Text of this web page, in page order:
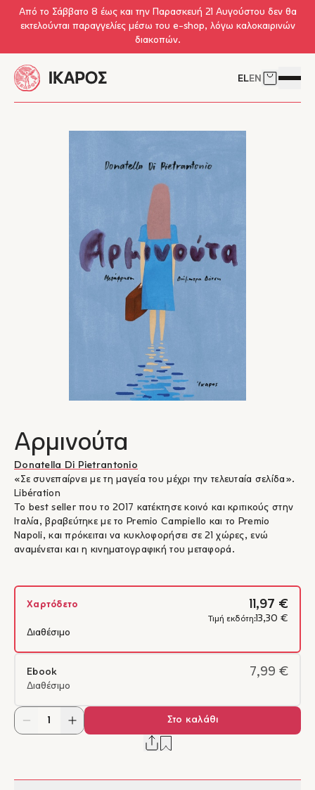
Skip to main content
Από το Σάββατο 8 έως και την Παρασκευή 21 Αυγούστου δεν θα
εκτελούνται παραγγελίες μέσω του e-shop, λόγω καλοκαιρινών
διακοπών.
ELEN Δείτε το
Αρμινούτα
Donatella Di Pietrantonio
«Σε συνεπαίρνει με τη μαγεία του μέχρι την τελευταία σελίδα».
Libération
Το best seller που το 2017 κατέκτησε κοινό και κριτικούς στην
Ιταλία, βραβεύτηκε με το Premio Campiello και το Premio
Napoli, και πρόκειται να κυκλοφορήσει σε 21 χώρες, ενώ
αναμένεται και η κινηματογραφική του μεταφορά.
Χαρτόδετο 11,97 €
Τιμή εκδότη: 13,30 €
Διαθέσιμο
Ebook 7,99 €
Διαθέσιμο
Στο καλάθι